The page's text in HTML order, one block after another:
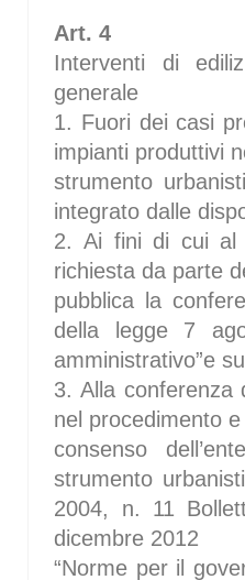
Art. 4
Interventi di
generale
1. Fuori dei casi
impianti produttivi
strumento
integrato dalle
2. Ai fini di cui al
richiesta da parte
pubblica la
della legge 7
amministrativo”e
3. Alla conferenza
nel procedimento
consenso
strumento
2004, n. 11
dicembre 2012
“Norme per il